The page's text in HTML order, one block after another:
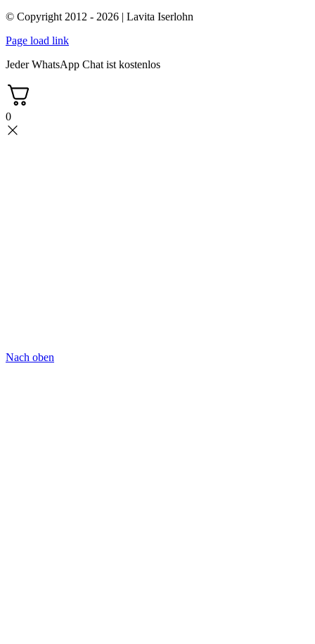
© Copyright 2012 - 2026 | Lavita Iserlohn
Page load link
Jeder WhatsApp Chat ist kostenlos
0
Nach oben